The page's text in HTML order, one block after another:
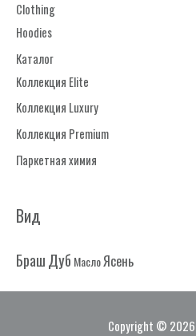
ь
:
Clothing
Hoodies
Каталог
Коллекция Elite
Коллекция Luxury
Коллекция Premium
Паркетная химия
Вид
Браш Дуб МаслоЯсень
Copyright © 2026